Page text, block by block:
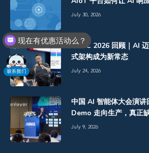
July 30, 2026
WAIC 2026 回顾｜AI
式架构成为新常态
July 24, 2026
中国 AI 智能体大会演
Demo 走向生产，真正
July 9, 2026
现在有优惠活动么？